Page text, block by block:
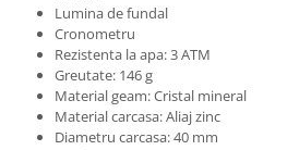
Lumina de fundal
Cronometru
Rezistenta la apa: 3 ATM
Greutate: 146 g
Material geam: Cristal mineral
Material carcasa: Aliaj zinc
Diametru carcasa: 40 mm